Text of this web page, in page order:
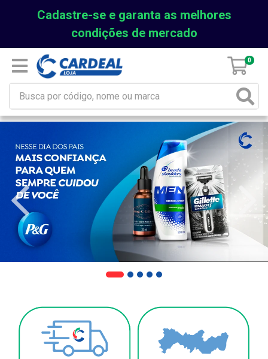
Cadastre-se e garanta as melhores
condições de mercado
0